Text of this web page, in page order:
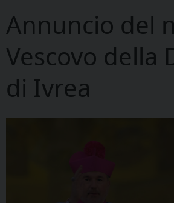
Annuncio del
Vescovo della
di Ivrea